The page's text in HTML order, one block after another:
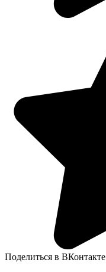
Поделиться в ВКонтакте